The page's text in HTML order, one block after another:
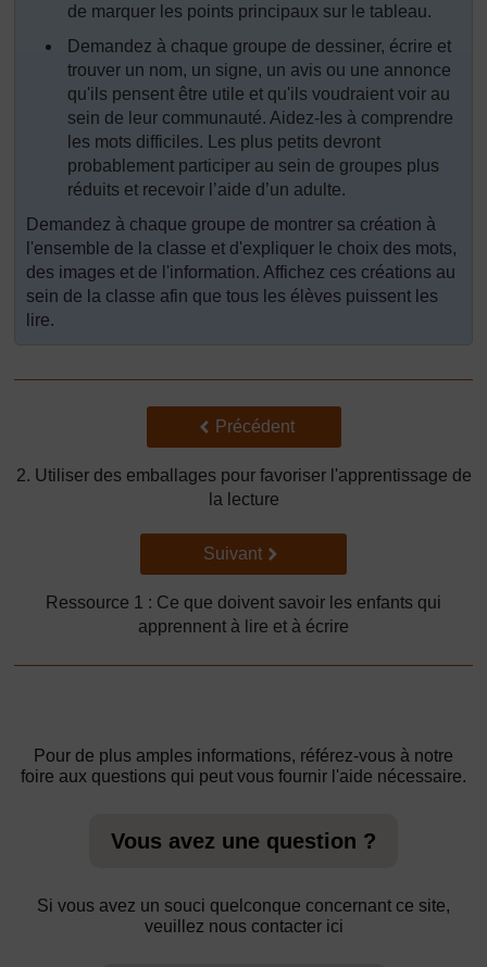
de marquer les points principaux sur le tableau.
Demandez à chaque groupe de dessiner, écrire et
trouver un nom, un signe, un avis ou une annonce
qu'ils pensent être utile et qu'ils voudraient voir au
sein de leur communauté. Aidez-les à comprendre
les mots difficiles. Les plus petits devront
probablement participer au sein de groupes plus
réduits et recevoir l’aide d’un adulte.
Demandez à chaque groupe de montrer sa création à
l'ensemble de la classe et d'expliquer le choix des mots,
des images et de l'information. Affichez ces créations au
sein de la classe afin que tous les élèves puissent les
lire.
Précédent
Précédent
2. Utiliser des emballages pour favoriser l'apprentissage de
la lecture
Suivant
Suivant
Ressource 1 : Ce que doivent savoir les enfants qui
apprennent à lire et à écrire
Pour de plus amples informations, référez-vous à notre
foire aux questions qui peut vous fournir l'aide nécessaire.
Vous avez une question ?
Si vous avez un souci quelconque concernant ce site,
veuillez nous contacter ici